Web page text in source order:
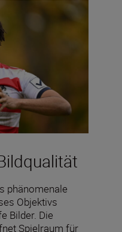
phänomenale
Objektivs
Bilder. Die
Spielraum für